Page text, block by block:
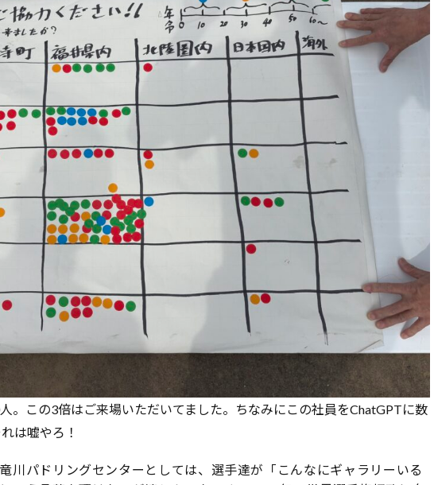
。この3倍はご来場いただいてました。ちなみにこの社員をChatGPTに数
は嘘やろ！
川パドリングセンターとしては、選手達が「こんなにギャラリーいる